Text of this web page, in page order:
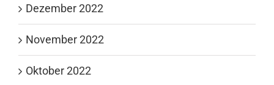
Dezember 2022
November 2022
Oktober 2022